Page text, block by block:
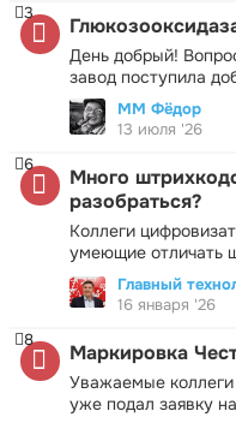
День добрый!
завод поступила
3
ММ Фёдор
13 июля '26
Много
разобраться?
Коллеги
умеющие отличать
6
Главный
16 января '26
Маркировка
Уважаемые коллеги
уже подал заявку
8